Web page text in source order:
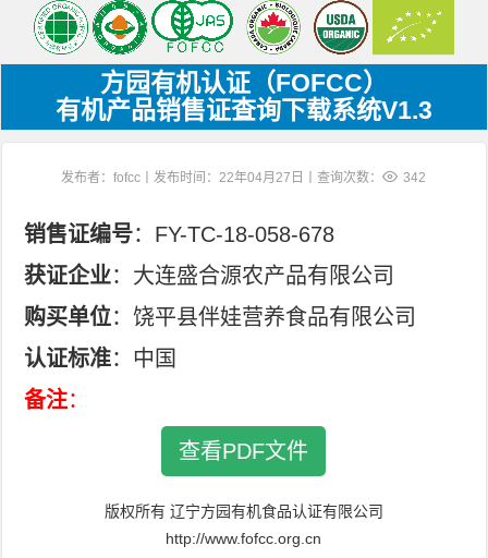
方园有机认证（FOFCC）
有机产品销售证查询下载系统V1.3
发布者：fofcc丨发布时间：22年04月27日丨查询次数： 342
销售证编号：FY-TC-18-058-678
获证企业：大连盛合源农产品有限公司
购买单位：饶平县伴娃营养食品有限公司
认证标准：中国
备注：
查看PDF文件
版权所有 辽宁方园有机食品认证有限公司
http://www.fofcc.org.cn